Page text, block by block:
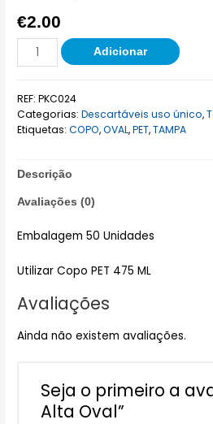
€2.00
Adicionar
REF:PKC024
Categorias:Descartáveis uso único,
Etiquetas:COPO,OVAL,PET,TAMPA
Descrição
Avaliações (0)
Embalagem 50 Unidades
Utilizar Copo PET 475 ML
Avaliações
Ainda não existem avaliações.
Seja o primeiro a
Alta Oval”